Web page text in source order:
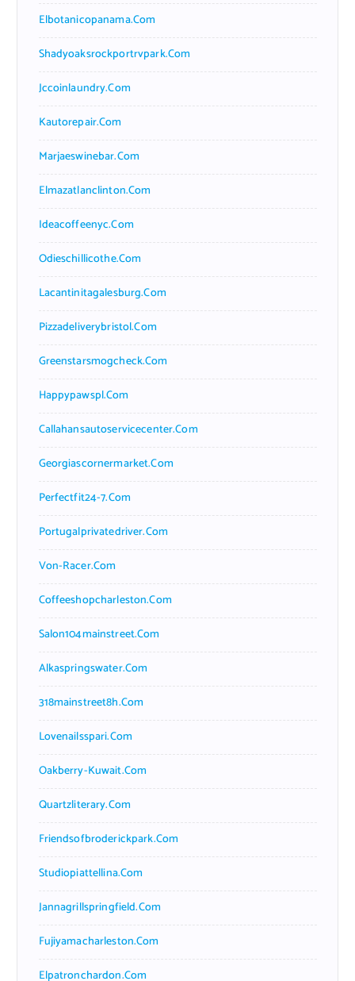
Elbotanicopanama.com
Shadyoaksrockportrvpark.com
Jccoinlaundry.com
Kautorepair.com
Marjaeswinebar.com
Elmazatlanclinton.com
Ideacoffeenyc.com
Odieschillicothe.com
Lacantinitagalesburg.com
Pizzadeliverybristol.com
Greenstarsmogcheck.com
Happypawspl.com
Callahansautoservicecenter.com
Georgiascornermarket.com
Perfectfit24-7.com
Portugalprivatedriver.com
Von-Racer.com
Coffeeshopcharleston.com
Salon104mainstreet.com
Alkaspringswater.com
318mainstreet8h.com
Lovenailsspari.com
Oakberry-Kuwait.com
Quartzliterary.com
Friendsofbroderickpark.com
Studiopiattellina.com
Jannagrillspringfield.com
Fujiyamacharleston.com
Elpatronchardon.com